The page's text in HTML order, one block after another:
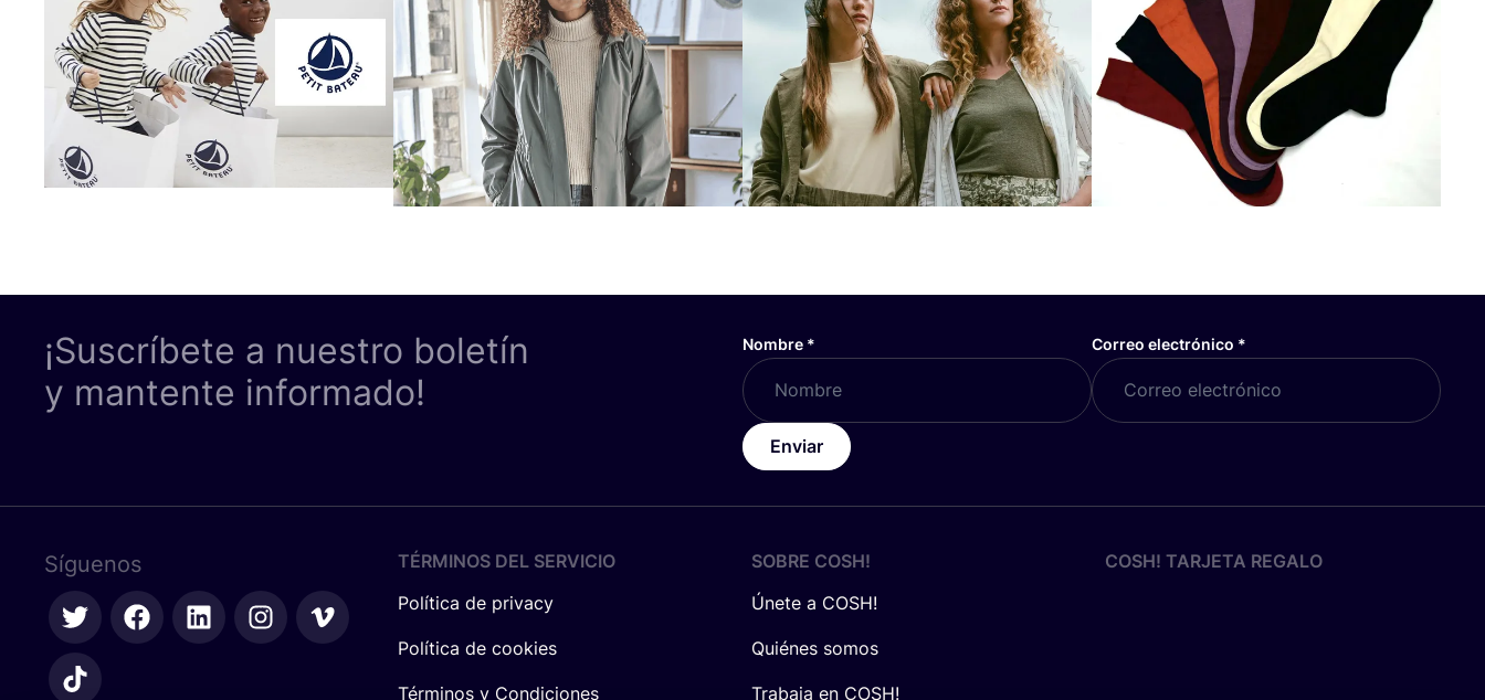
¡Suscríbete a nuestro boletín
y mantente informado!
Nombre * Correo electrónico *
Enviar
Síguenos
TÉRMINOS DEL SERVICIO
Política de privacy
Política de cookies
Términos y Condiciones
SOBRE COSH!
Únete a COSH!
Quiénes somos
Trabaja en COSH!
COSH! TARJETA REGALO